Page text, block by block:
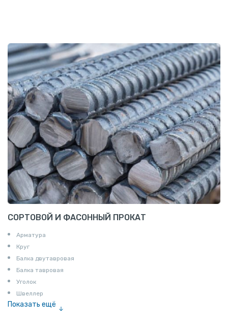
СОРТОВОЙ И ФАСОННЫЙ ПРОКАТ
Арматура
Круг
Балка двутавровая
Балка тавровая
Уголок
Швеллер
Показать ещё